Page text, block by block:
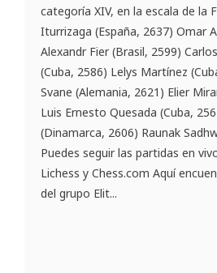
categoría XIV, en la escala de la
Iturrizaga (España, 2637) Omar
Alexandr Fier (Brasil, 2599)
(Cuba, 2586) Lelys Martínez
Svane (Alemania, 2621) Elier
Luis Ernesto Quesada (Cuba,
(Dinamarca, 2606) Raunak
Puedes seguir las partidas en
Lichess y Chess.com Aquí
del grupo Elit...